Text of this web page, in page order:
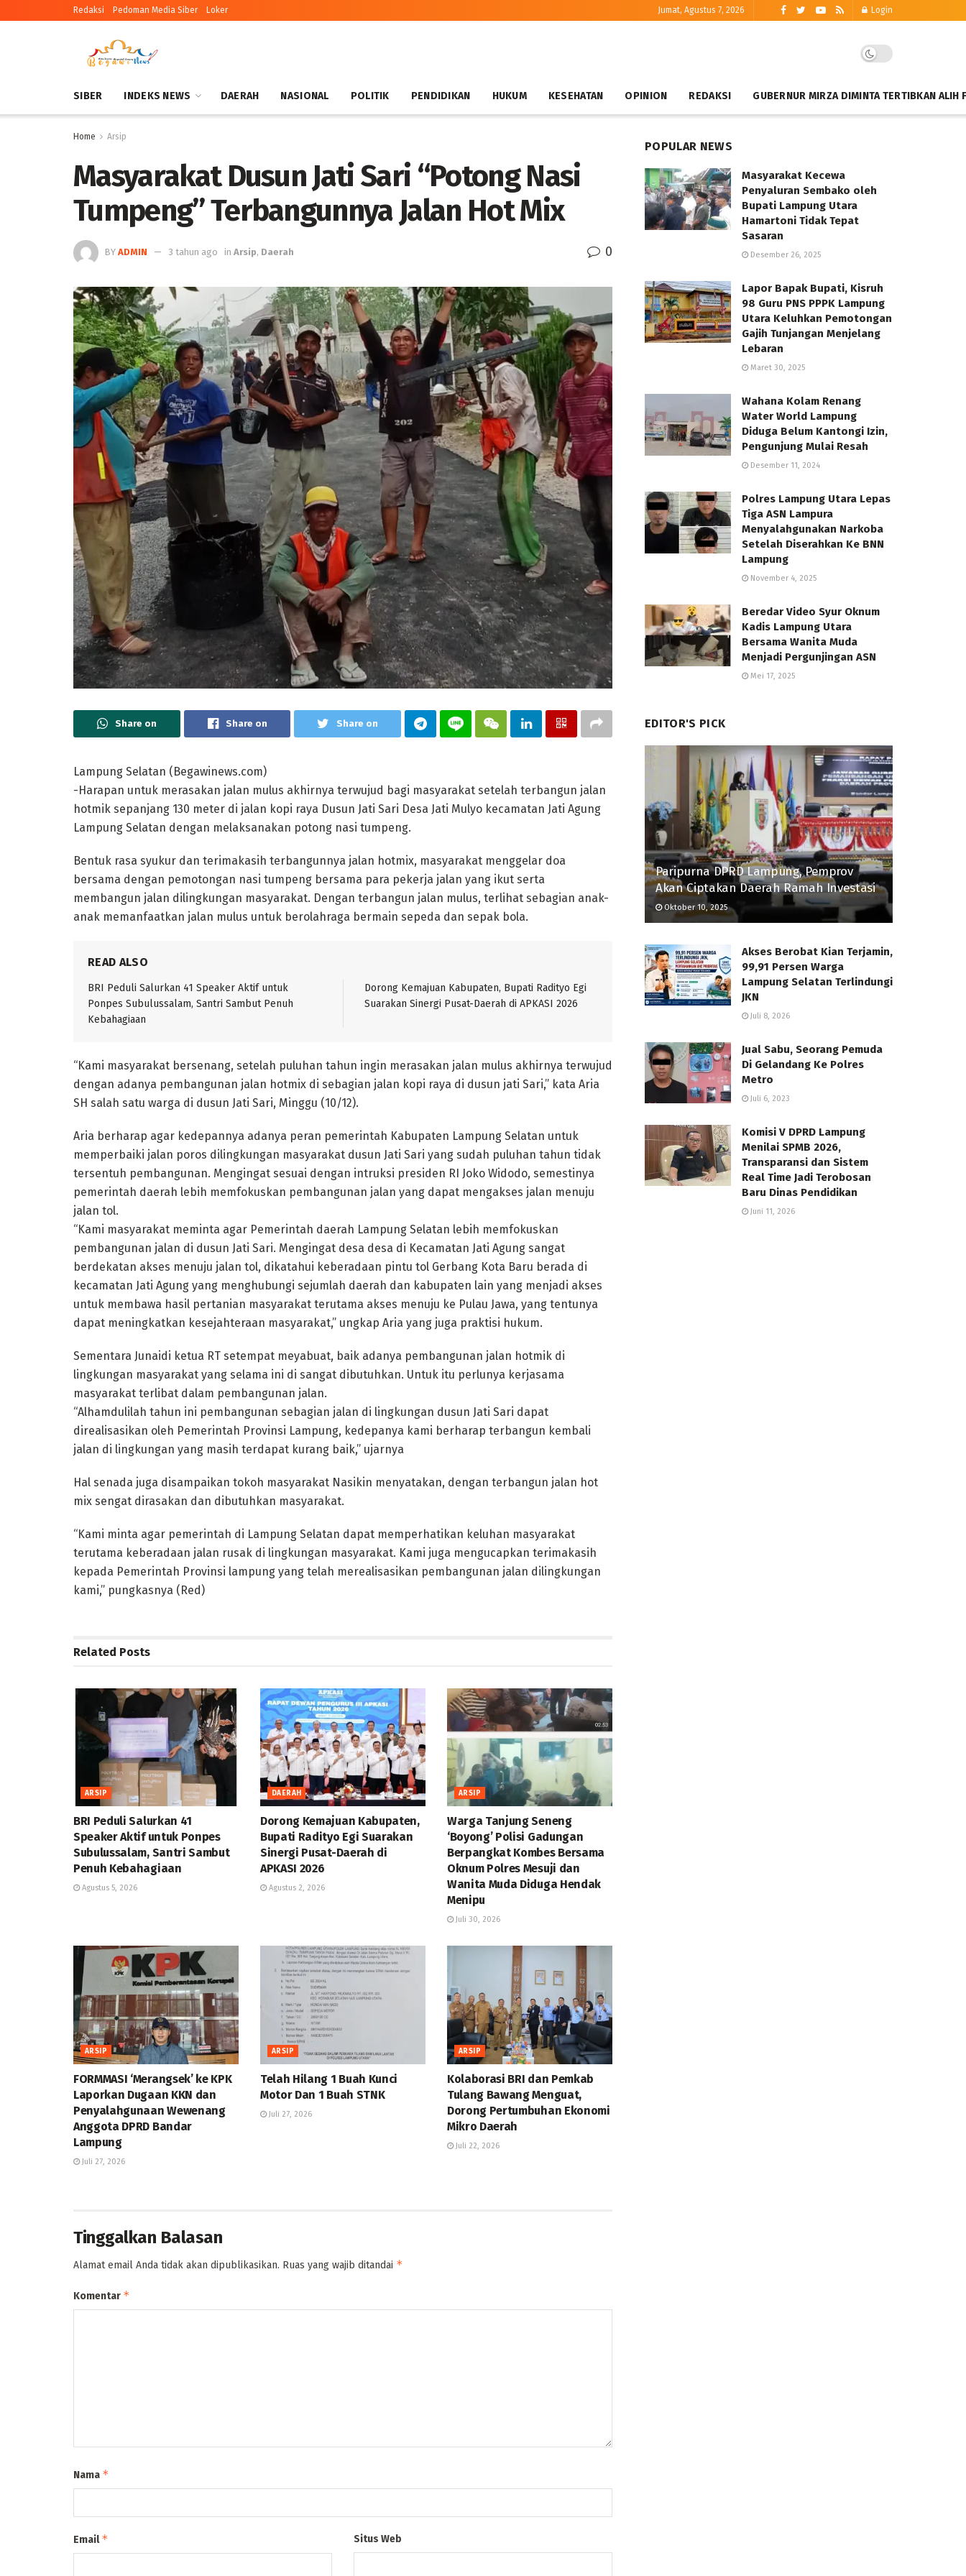
Redaksi Pedoman Media Siber Loker Jumat, Agustus 7, 2026 Login
SIBER INDEKS NEWS DAERAH NASIONAL POLITIK PENDIDIKAN HUKUM KESEHATAN OPINION REDAKSI GUBERNUR MIRZA DIMINTA TERTIBKAN ALIH
Home Arsip
Masyarakat Dusun Jati Sari “Potong Nasi
Tumpeng” Terbangunnya Jalan Hot Mix
BY ADMIN 3 tahun ago in Arsip, Daerah 0
Share on Share on Share on
Lampung Selatan (Begawinews.com)
-Harapan untuk merasakan jalan mulus akhirnya terwujud bagi masyarakat setelah terbangun jalan
hotmik sepanjang 130 meter di jalan kopi raya Dusun Jati Sari Desa Jati Mulyo kecamatan Jati Agung
Lampung Selatan dengan melaksanakan potong nasi tumpeng.
Bentuk rasa syukur dan terimakasih terbangunnya jalan hotmix, masyarakat menggelar doa
bersama dengan pemotongan nasi tumpeng bersama para pekerja jalan yang ikut serta
membangun jalan dilingkungan masyarakat. Dengan terbangun jalan mulus, terlihat sebagian anak-
anak memanfaatkan jalan mulus untuk berolahraga bermain sepeda dan sepak bola.
READ ALSO
BRI Peduli Salurkan 41 Speaker Aktif untuk
Ponpes Subulussalam, Santri Sambut Penuh
Kebahagiaan
Dorong Kemajuan Kabupaten, Bupati Radityo Egi
Suarakan Sinergi Pusat-Daerah di APKASI 2026
“Kami masyarakat bersenang, setelah puluhan tahun ingin merasakan jalan mulus akhirnya terwujud
dengan adanya pembangunan jalan hotmix di sebagian jalan kopi raya di dusun jati Sari,” kata Aria
SH salah satu warga di dusun Jati Sari, Minggu (10/12).
Aria berharap agar kedepannya adanya peran pemerintah Kabupaten Lampung Selatan untuk
memperbaiki jalan poros dilingkungan masyarakat dusun Jati Sari yang sudah puluhan tahun tidak
tersentuh pembangunan. Mengingat sesuai dengan intruksi presiden RI Joko Widodo, semestinya
pemerintah daerah lebih memfokuskan pembangunan jalan yang dapat mengakses jalan menuju
jalan tol.
“Kami masyarakat meminta agar Pemerintah daerah Lampung Selatan lebih memfokuskan
pembangunan jalan di dusun Jati Sari. Mengingat desa desa di Kecamatan Jati Agung sangat
berdekatan akses menuju jalan tol, dikatahui keberadaan pintu tol Gerbang Kota Baru berada di
kecamatan Jati Agung yang menghubungi sejumlah daerah dan kabupaten lain yang menjadi akses
untuk membawa hasil pertanian masyarakat terutama akses menuju ke Pulau Jawa, yang tentunya
dapat meningkatkan kesejahteraan masyarakat,” ungkap Aria yang juga praktisi hukum.
Sementara Junaidi ketua RT setempat meyabuat, baik adanya pembangunan jalan hotmik di
lingkungan masyarakat yang selama ini di sangat dibutuhkan. Untuk itu perlunya kerjasama
masyarakat terlibat dalam pembangunan jalan.
“Alhamdulilah tahun ini pembangunan sebagian jalan di lingkungan dusun Jati Sari dapat
direalisasikan oleh Pemerintah Provinsi Lampung, kedepanya kami berharap terbangun kembali
jalan di lingkungan yang masih terdapat kurang baik,” ujarnya
Hal senada juga disampaikan tokoh masyarakat Nasikin menyatakan, dengan terbangun jalan hot
mix sengat dirasakan dan dibutuhkan masyarakat.
“Kami minta agar pemerintah di Lampung Selatan dapat memperhatikan keluhan masyarakat
terutama keberadaan jalan rusak di lingkungan masyarakat. Kami juga mengucapkan terimakasih
kepada Pemerintah Provinsi lampung yang telah merealisasikan pembangunan jalan dilingkungan
kami,” pungkasnya (Red)
Related Posts
ARSIP
BRI Peduli Salurkan 41
Speaker Aktif untuk Ponpes
Subulussalam, Santri Sambut
Penuh Kebahagiaan
Agustus 5, 2026
DAERAH
Dorong Kemajuan Kabupaten,
Bupati Radityo Egi Suarakan
Sinergi Pusat-Daerah di
APKASI 2026
Agustus 2, 2026
ARSIP
Warga Tanjung Seneng
‘Boyong’ Polisi Gadungan
Berpangkat Kombes Bersama
Oknum Polres Mesuji dan
Wanita Muda Diduga Hendak
Menipu
Juli 30, 2026
ARSIP
FORMMASI ‘Merangsek’ ke KPK
Laporkan Dugaan KKN dan
Penyalahgunaan Wewenang
Anggota DPRD Bandar
Lampung
Juli 27, 2026
ARSIP
Telah Hilang 1 Buah Kunci
Motor Dan 1 Buah STNK
Juli 27, 2026
ARSIP
Kolaborasi BRI dan Pemkab
Tulang Bawang Menguat,
Dorong Pertumbuhan Ekonomi
Mikro Daerah
Juli 22, 2026
Tinggalkan Balasan
Alamat email Anda tidak akan dipublikasikan. Ruas yang wajib ditandai *
Komentar *
Nama *
Email* Situs Web
POPULAR NEWS
Masyarakat Kecewa
Penyaluran Sembako oleh
Bupati Lampung Utara
Hamartoni Tidak Tepat
Sasaran
Desember 26, 2025
Lapor Bapak Bupati, Kisruh
98 Guru PNS PPPK Lampung
Utara Keluhkan Pemotongan
Gajih Tunjangan Menjelang
Lebaran
Maret 30, 2025
Wahana Kolam Renang
Water World Lampung
Diduga Belum Kantongi Izin,
Pengunjung Mulai Resah
Desember 11, 2024
Polres Lampung Utara Lepas
Tiga ASN Lampura
Menyalahgunakan Narkoba
Setelah Diserahkan Ke BNN
Lampung
November 4, 2025
Beredar Video Syur Oknum
Kadis Lampung Utara
Bersama Wanita Muda
Menjadi Pergunjingan ASN
Mei 17, 2025
EDITOR'S PICK
Paripurna DPRD Lampung, Pemprov
Akan Ciptakan Daerah Ramah Investasi
Oktober 10, 2025
Akses Berobat Kian Terjamin,
99,91 Persen Warga
Lampung Selatan Terlindungi
JKN
Juli 8, 2026
Jual Sabu, Seorang Pemuda
Di Gelandang Ke Polres
Metro
Juli 6, 2023
Komisi V DPRD Lampung
Menilai SPMB 2026,
Transparansi dan Sistem
Real Time Jadi Terobosan
Baru Dinas Pendidikan
Juni 11, 2026